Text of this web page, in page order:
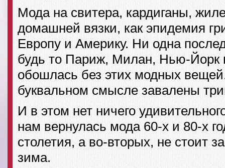
Мода на свитера, кардиганы,
домашней вязки, как эпидемия
Европу и Америку. Ни одна
будь то Париж, Милан, Нью-Йорк
обошлась без этих модных
буквальном смысле завалены
И в этом нет ничего
нам вернулась мода 60-х и 80-х
столетия, а во-вторых, не стоит
зима.